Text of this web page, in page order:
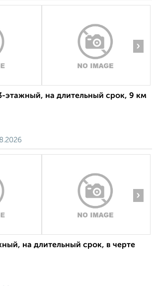
›
этажный, на длительный срок, 9 км
›
на длительный срок, в черте